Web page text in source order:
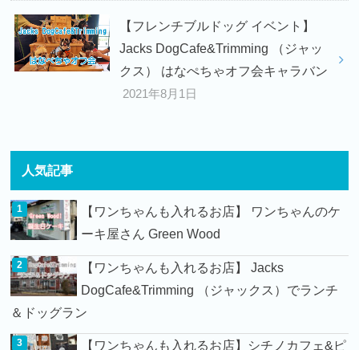
【フレンチブルドッグ イベント】
Jacks DogCafe&Trimming （ジャッ
クス） はなぺちゃオフ会キャラバン
2021年8月1日
人気記事
【ワンちゃんも入れるお店】 ワンちゃんのケ
ーキ屋さん Green Wood
【ワンちゃんも入れるお店】 Jacks
DogCafe&Trimming （ジャックス）でランチ
＆ドッグラン
【ワンちゃんも入れるお店】シチノカフェ&ピ